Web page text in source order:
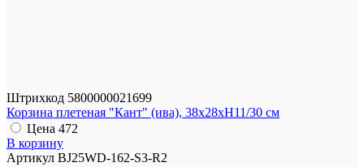
Штрихкод 5800000021699
Корзина плетеная "Кант" (ива), 38x28xH11/30 см
Цена 472
В корзину
Артикул BJ25WD-162-S3-R2